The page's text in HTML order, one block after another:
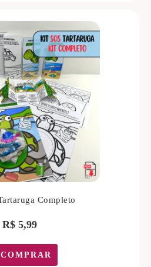
Completo
R$5,99
COMPRAR